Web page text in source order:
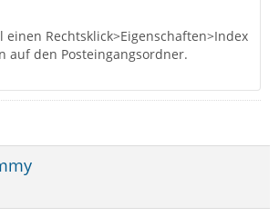
einen Rechtsklick>Eigenschaften>Index
auf den Posteingangsordner.